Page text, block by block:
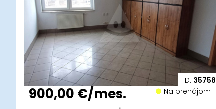
ID: 35758
900,00 €/mes. Na prenájom